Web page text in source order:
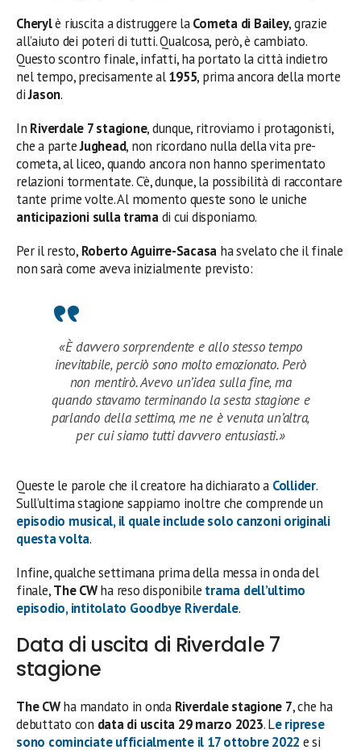
Cherylè riuscita a distruggere laCometa di Bailey, grazie
all’aiuto dei poteri di tutti. Qualcosa, però, è cambiato.
Questo scontro finale, infatti, ha portato la città indietro
nel tempo, precisamente al1955, prima ancora della morte
diJason.
In Riverdale 7 stagione, dunque, ritroviamo i protagonisti,
che a parteJughead, non ricordano nulla della vita pre-
cometa, al liceo, quando ancora non hanno sperimentato
relazioni tormentate. C’è, dunque, la possibilità di raccontare
tante prime volte. Al momento queste sono le uniche
anticipazioni sulla tramadi cui disponiamo.
Per il resto, Roberto Aguirre-Sacasa ha svelato che il finale
non sarà come aveva inizialmente previsto:
«È davvero sorprendente e allo stesso tempo
inevitabile, perciò sono molto emozionato. Però
non mentirò. Avevo un’idea sulla fine, ma
quando stavamo terminando la sesta stagione e
parlando della settima, me ne è venuta un’altra,
per cui siamo tutti davvero entusiasti.»
Queste le parole che il creatore ha dichiarato a Collider.
Sull’ultima stagione sappiamo inoltre che comprende un
episodio musical, il quale include solo canzoni originali
questa volta.
Infine, qualche settimana prima della messa in onda del
finale,The CWha reso disponibile trama dell’ultimo
episodio, intitolato Goodbye Riverdale.
Data di uscita di Riverdale 7
stagione
The CWha mandato in onda Riverdale stagione 7, che ha
debuttato con data di uscita 29 marzo 2023. Leriprese
sono cominciate ufficialmente il 17 ottobre 2022 e si